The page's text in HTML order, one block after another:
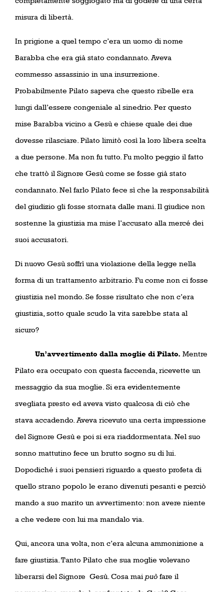
misura di libertà.
In prigione a quel tempo c’era un uomo di nome
Barabba che era già stato condannato. Aveva
commesso assassinio in una insurrezione.
Probabilmente Pilato sapeva che questo ribelle era
lungi dall’essere congeniale al sinedrio. Per questo
mise Barabba vicino a Gesù e chiese quale dei due
dovesse rilasciare. Pilato limitò così la loro libera scelta
a due persone. Ma non fu tutto. Fu molto peggio il fatto
che trattò il Signore Gesù come se fosse già stato
condannato. Nel farlo Pilato fece sì che la responsabilità
del giudizio gli fosse stornata dalle mani. Il giudice non
sostenne la giustizia ma mise l’accusato alla mercé dei
suoi accusatori.
Di nuovo Gesù soffrì una violazione della legge nella
forma di un trattamento arbitrario. Fu come non ci fosse
giustizia nel mondo. Se fosse risultato che non c’era
giustizia, sotto quale scudo la vita sarebbe stata al
sicuro?
Un’avvertimento dalla moglie di Pilato. Mentre
Pilato era occupato con questa faccenda, ricevette un
messaggio da sua moglie. Si era evidentemente
svegliata presto ed aveva visto qualcosa di ciò che
stava accadendo. Aveva ricevuto una certa impressione
del Signore Gesù e poi si era riaddormentata. Nel suo
sonno mattutino fece un brutto sogno su di lui.
Dopodiché i suoi pensieri riguardo a questo profeta di
quello strano popolo le erano divenuti pesanti e perciò
mando a suo marito un avvertimento: non avere niente
a che vedere con lui ma mandalo via.
Qui, ancora una volta, non c’era alcuna ammonizione a
fare giustizia. Tanto Pilato che sua moglie volevano
liberarsi del Signore Gesù. Cosa mai può fare il